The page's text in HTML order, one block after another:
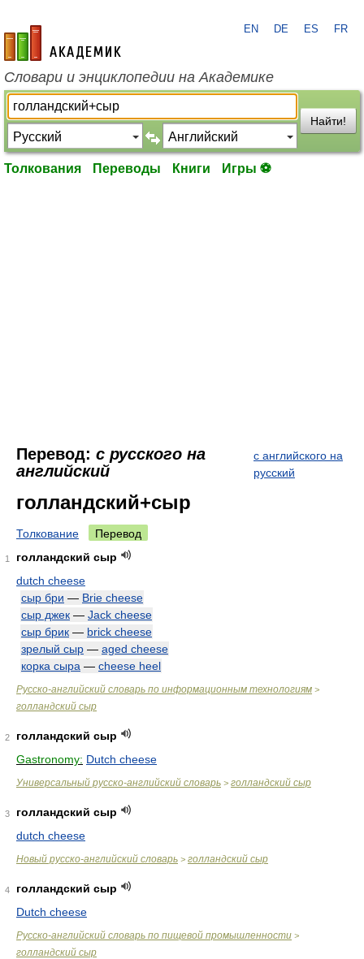
academic.ru
EN DE ES FR
Словари и энциклопедии на Академике
Найти!
Толкования Переводы Книги Игры ⚽
Перевод: с русского на
английский
с английского на
русский
голландский+сыр
Толкование Перевод
1
голландский сыр
dutch cheese
сыр бри — Brie cheese
сыр джек — Jack cheese
сыр брик — brick cheese
зрелый сыр — aged cheese
корка сыра — cheese heel
Русско-английский словарь по информационным технологиям >
голландский сыр
2
голландский сыр
Gastronomy: Dutch cheese
Универсальный русско-английский словарь > голландский сыр
3
голландский сыр
dutch cheese
Новый русско-английский словарь > голландский сыр
4
голландский сыр
Dutch cheese
Русско-английский словарь по пищевой промышленности >
голландский сыр